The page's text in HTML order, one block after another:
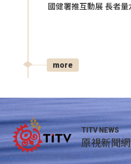
國健署推互動展 長者
more
TITV NEWS
原視新聞網